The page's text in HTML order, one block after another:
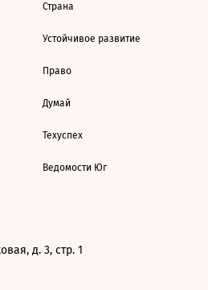
Страна
Устойчивое развитие
Право
Думай
Техуспех
Ведомости Юг
д. 3, стр. 1